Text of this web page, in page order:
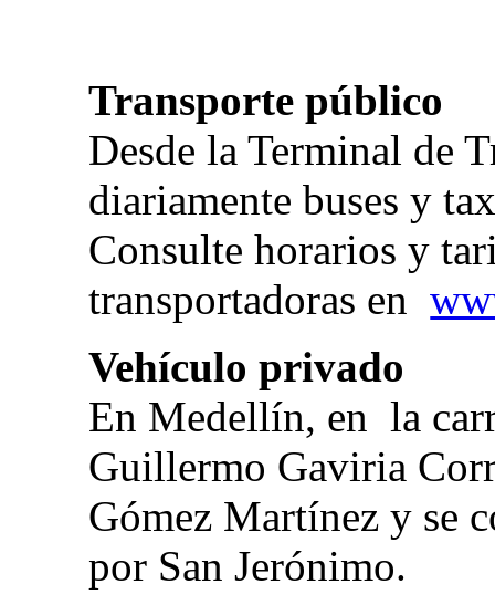
Transporte público
Desde la Terminal de
diariamente buses y
Consulte horarios y
transportadoras en
Vehículo privado
En Medellín, en la
Guillermo Gaviria
Gómez Martínez y se
por San Jerónimo.